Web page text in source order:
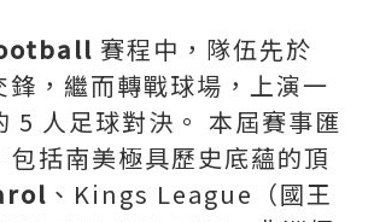
賽程中，隊伍先於
鋒，繼而轉戰球場，上演一
5 人足球對決。 本屆賽事匯
包括南美極具歷史底蘊的頂
、Kings League（國王